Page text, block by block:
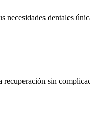
necesidades dentales
recuperación sin